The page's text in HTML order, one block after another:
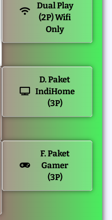
Dual Play
(2P) Wifi
Only
D. Paket
IndiHome
(3P)
F. Paket
Gamer
(3P)